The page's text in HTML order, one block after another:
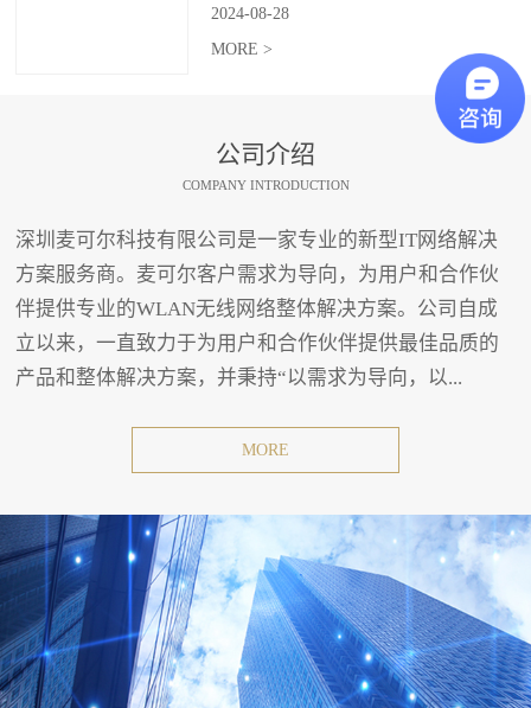
2024-08-28
MORE >
公司介绍
COMPANY INTRODUCTION
深圳麦可尔科技有限公司是一家专业的新型IT网络解决
方案服务商。麦可尔客户需求为导向，为用户和合作伙
伴提供专业的WLAN无线网络整体解决方案。公司自成
立以来，一直致力于为用户和合作伙伴提供最佳品质的
产品和整体解决方案，并秉持“以需求为导向，以...
MORE